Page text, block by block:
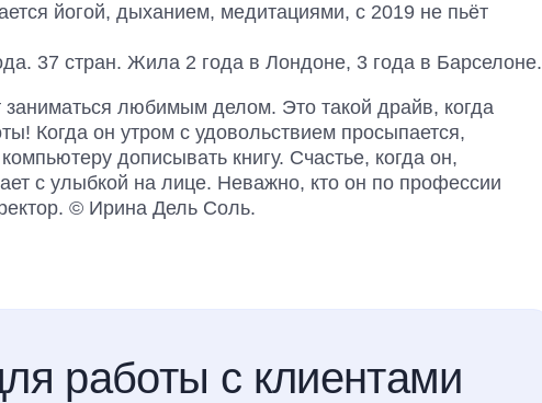
йогой, дыханием, медитациями, с 2019 не пьёт
37 стран. Жила 2 года в Лондоне, 3 года в Барселоне.
любимым делом. Это такой драйв, когда
Когда он утром с удовольствием просыпается,
дописывать книгу. Счастье, когда он,
с улыбкой на лице. Неважно, кто он по профессии
© Ирина Дель Соль.
работы с клиентами